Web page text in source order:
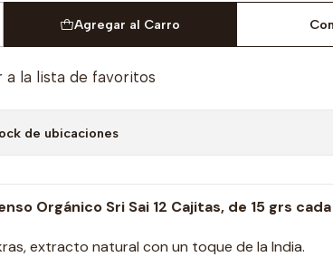
Agregar al Carro
a la lista de favoritos
de ubicaciones
Orgánico Sri Sai 12 Cajitas, de 15 grs
extracto natural con un toque de la India.